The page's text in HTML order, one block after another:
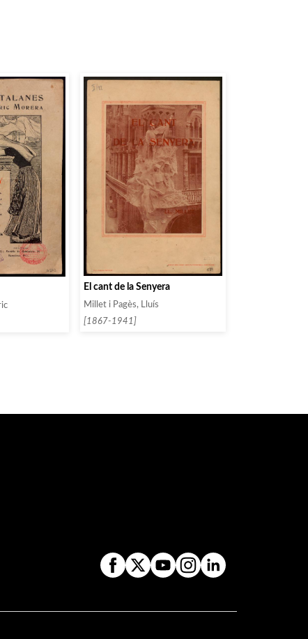
El cant de la Senyera
Millet i Pagès, Lluís
[1867-1941]